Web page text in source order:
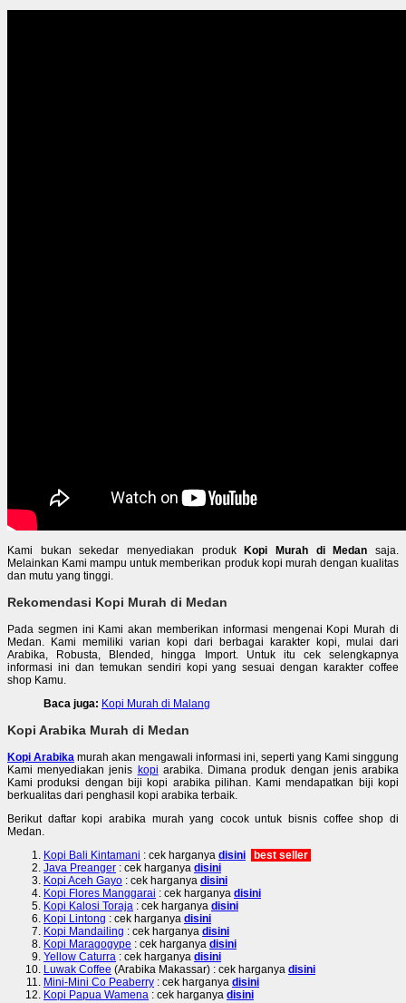
Kami bukan sekedar menyediakan produk Kopi Murah di Medan saja.
Melainkan Kami mampu untuk memberikan produk kopi murah dengan kualitas
dan mutu yang tinggi.
Rekomendasi Kopi Murah di Medan
Pada segmen ini Kami akan memberikan informasi mengenai Kopi Murah di
Medan. Kami memiliki varian kopi dari berbagai karakter kopi, mulai dari
Arabika, Robusta, Blended, hingga Import. Untuk itu cek selengkapnya
informasi ini dan temukan sendiri kopi yang sesuai dengan karakter coffee
shop Kamu.
Baca juga: Kopi Murah di Malang
Kopi Arabika Murah di Medan
Kopi Arabika murah akan mengawali informasi ini, seperti yang Kami singgung
Kami menyediakan jenis kopi arabika. Dimana produk dengan jenis arabika
Kami produksi dengan biji kopi arabika pilihan. Kami mendapatkan biji kopi
berkualitas dari penghasil kopi arabika terbaik.
Berikut daftar kopi arabika murah yang cocok untuk bisnis coffee shop di
Medan.
Kopi Bali Kintamani : cek harganya disini
best seller
Java Preanger : cek harganya disini
Kopi Aceh Gayo : cek harganya disini
Kopi Flores Manggarai : cek harganya disini
Kopi Kalosi Toraja : cek harganya disini
Kopi Lintong : cek harganya disini
Kopi Mandailing : cek harganya disini
Kopi Maragogype : cek harganya disini
Yellow Caturra : cek harganya disini
Luwak Coffee (Arabika Makassar) : cek harganya disini
Mini-Mini Co Peaberry : cek harganya disini
Kopi Papua Wamena : cek harganya disini